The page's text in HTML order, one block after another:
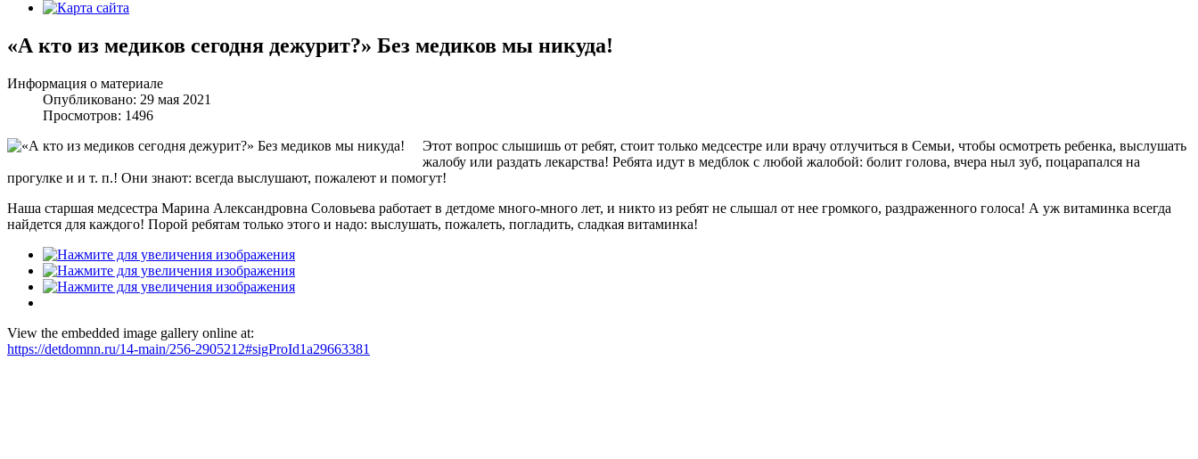
«А кто из медиков сегодня дежурит?» Без медиков мы никуда!
Информация о материале
Опубликовано: 29 мая 2021
Просмотров: 1496
Этот вопрос слышишь от ребят, стоит только медсестре или врачу отлучиться в Семьи, чтобы осмотреть ребенка, выслушать
жалобу или раздать лекарства! Ребята идут в медблок с любой жалобой: болит голова, вчера ныл зуб, поцарапался на
прогулке и и т. п.! Они знают: всегда выслушают, пожалеют и помогут!
Наша старшая медсестра Марина Александровна Соловьева работает в детдоме много-много лет, и никто из ребят не слышал от нее громкого, раздраженного голоса! А уж витаминка всегда
найдется для каждого! Порой ребятам только этого и надо: выслушать, пожалеть, погладить, сладкая витаминка!
View the embedded image gallery online at:
https://detdomnn.ru/14-main/256-2905212#sigProId1a29663381